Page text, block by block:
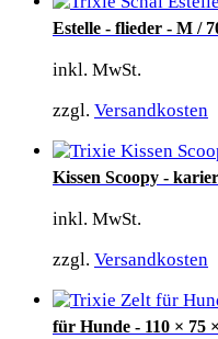
Estelle - flieder - M /
inkl. MwSt.
zzgl. Versandkosten
Kissen Scoopy -
inkl. MwSt.
zzgl. Versandkosten
für Hunde - 110 × 75